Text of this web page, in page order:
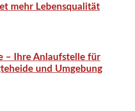
mehr Lebensqualität
– Ihre Anlaufstelle für
und Umgebung